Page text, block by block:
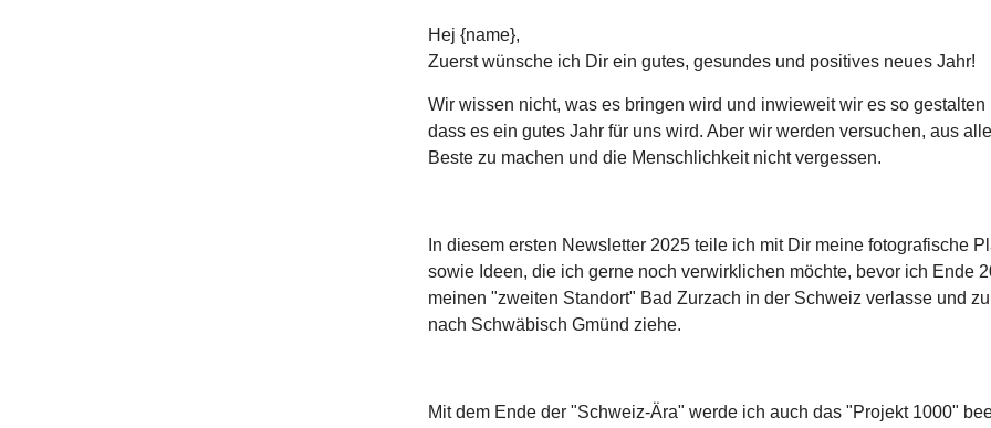
Hej {name},
Zuerst wünsche ich Dir ein gutes, gesundes und positives neues Jahr!
Wir wissen nicht, was es bringen wird und inwieweit wir es so gestalten
dass es ein gutes Jahr für uns wird. Aber wir werden versuchen, aus
Beste zu machen und die Menschlichkeit nicht vergessen.
In diesem ersten Newsletter 2025 teile ich mit Dir meine fotografische
sowie Ideen, die ich gerne noch verwirklichen möchte, bevor ich Ende
meinen "zweiten Standort" Bad Zurzach in der Schweiz verlasse und
nach Schwäbisch Gmünd ziehe.
Mit dem Ende der "Schweiz-Ära" werde ich auch das "Projekt 1000"